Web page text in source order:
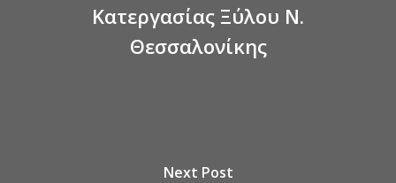
Κατεργασίας Ξύλου Ν.
Θεσσαλονίκης
Next Post